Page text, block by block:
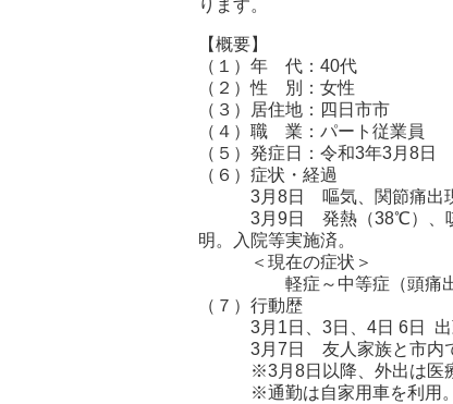
ります。
【概要】
（１）年 代：40代
（２）性 別：女性
（３）居住地：四日市市
（４）職 業：パート従業員
（５）発症日：令和3年3月8日
（６）症状・経過
3月8日 嘔気、関節痛出現
3月9日 発熱（38℃）、咳出
明。入院等実施済。
＜現在の症状＞
軽症～中等症（頭痛出
（７）行動歴
3月1日、3日、4日 6日 出
3月7日 友人家族と市内で
※3月8日以降、外出は医療
※通勤は自家用車を利用。